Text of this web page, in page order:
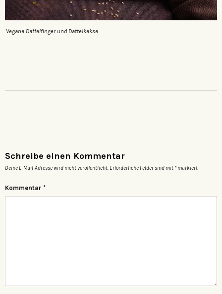
Vegane Dattelfinger und Dattelkekse
Schreibe einen Kommentar
Deine E-Mail-Adresse wird nicht veröffentlicht. Erforderliche Felder sind mit * markiert
Kommentar *